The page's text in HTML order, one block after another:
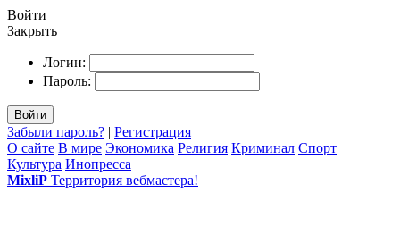
Войти
Закрыть
Логин:
Пароль:
Войти
Забыли пароль? | Регистрация
О сайте В мире Экономика Религия Криминал Спорт
Культура Инопресса
MixliP Территория вебмастера!